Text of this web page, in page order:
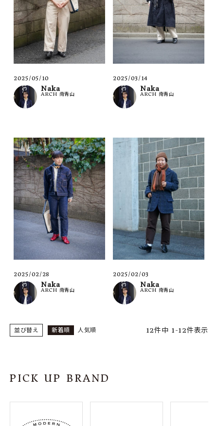
2025/05/10
Naka
ARCH 南青山
2025/03/14
Naka
ARCH 南青山
2025/02/28
Naka
ARCH 南青山
2025/02/03
Naka
ARCH 南青山
並び替え 新着順 人気順 12件中 1 -12件表示
PICK UP BRAND